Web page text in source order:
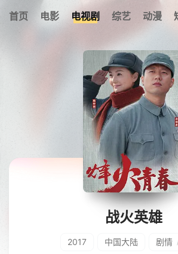
首页 电影 电视剧 综艺 动漫
暂无观看影片的记
战火英雄
2017 中国大陆 剧情